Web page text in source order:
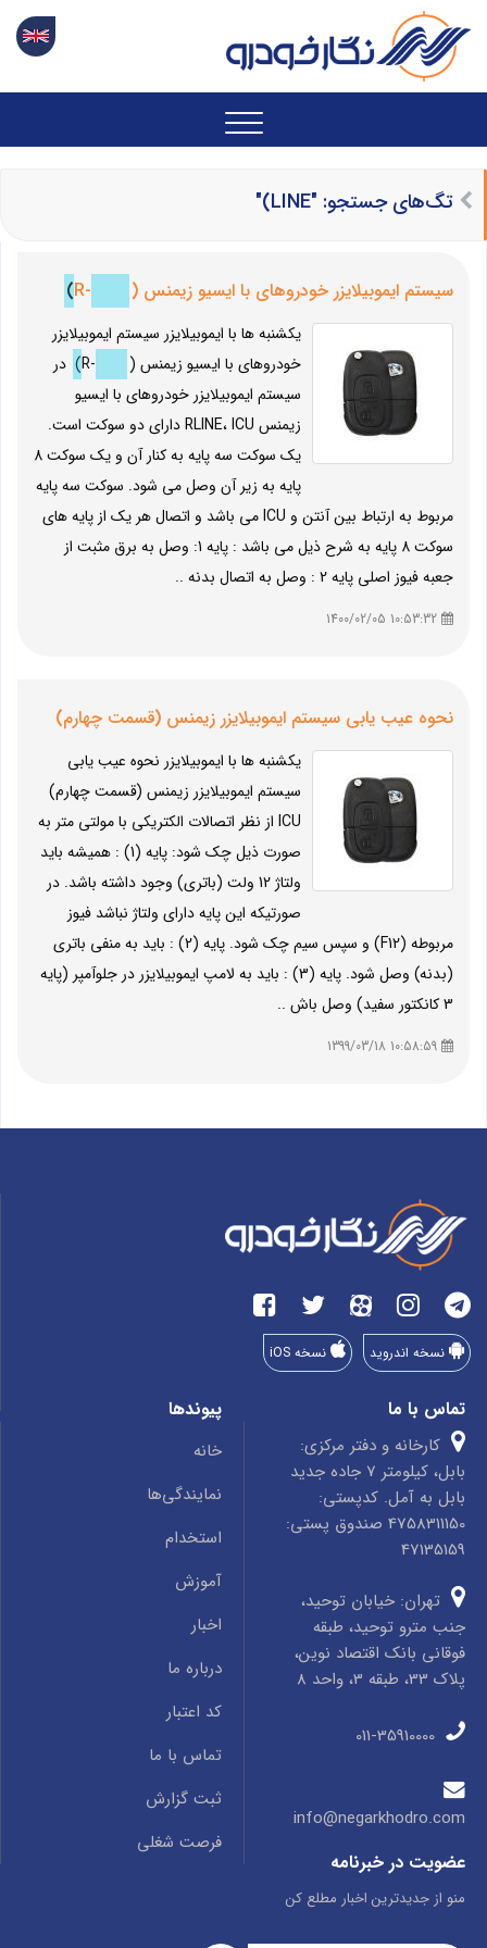
تگ‌های جستجو: "LINE)"
سیستم ایموبیلایزر خودروهای با ایسیو زیمنس (R-
یکشنبه ها با ایموبیلایزر سیستم ایموبیلایزر
خودروهای با ایسیو زیمنس (R-
در
سیستم ایموبیلایزر خودروهای با ایسیو
زیمنس RLINE، ICU دارای دو سوکت است.
یک سوکت سه پایه به کنار آن و یک سوکت 8
پایه به زیر آن وصل می شود. سوکت سه پایه
مربوط به ارتباط بین آنتن و ICU می باشد و اتصال هر یک از پایه های
سوکت 8 پایه به شرح ذیل می باشد : پایه 1: وصل به برق مثبت از
جعبه فیوز اصلی پایه 2 : وصل به اتصال بدنه ..
نحوه عیب یابی سیستم ایموبیلایزر زیمنس (قسمت چهارم)
یکشنبه ها با ایموبیلایزر نحوه عیب یابی
سیستم ایموبیلایزر زیمنس (قسمت چهارم)
ICU از نظر اتصالات الکتریکی با مولتی متر به
صورت ذیل چک شود: پایه (1) : همیشه باید
ولتاژ 12 ولت (باتری) وجود داشته باشد. در
صورتیکه این پایه دارای ولتاژ نباشد فیوز
مربوطه (F12) و سپس سیم چک شود. پایه (2) : باید به منفی باتری
(بدنه) وصل شود. پایه (3) : باید به لامپ ایموبیلایزر در جلوآمپر (پایه
3 کانکتور سفید) وصل باش ..
نسخه اندروید نسخه iOS
تماس با ما
کارخانه و دفتر مرکزی:
بابل، کیلومتر 7 جاده جدید
بابل به آمل. کدپستی:
4758311150 صندوق پستی:
47135159
تهران: خیابان توحید،
جنب مترو توحید، طبقه
فوقانی بانک اقتصاد نوین،
پلاک 33، طبقه 3، واحد 8
info@negarkhodro.com
پیوندها
خانه
نمایندگی‌ها
استخدام
آموزش
اخبار
درباره ما
کد اعتبار
تماس با ما
ثبت گزارش
فرصت شغلی
عضویت در خبرنامه
منو از جدیدترین اخبار مطلع کن